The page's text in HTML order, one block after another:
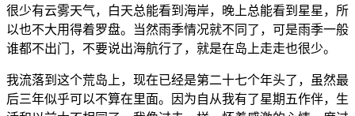
很少有云雾天气，白天总能看到海岸，晚上总能看到星星，所
以也不大用得着罗盘。当然雨季情况就不同了，可是雨季一般
谁都不出门，不要说出海航行了，就是在岛上走走也很少。
我流落到这个荒岛上，现在已经是第二十七个年头了，虽然最
后三年似乎可以不算在里面。因为自从我有了星期五作伴，生